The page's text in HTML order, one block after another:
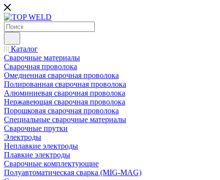
Каталог
Сварочные материалы
Сварочная проволока
Омедненная сварочная проволока
Полированная сварочная проволока
Алюминиевая сварочная проволока
Нержавеющая сварочная проволока
Порошковая сварочная проволока
Специальные сварочные материалы
Сварочные прутки
Электроды
Неплавкие электроды
Плавкие электроды
Сварочные комплектующие
Полуавтоматическая сварка (MIG-MAG)